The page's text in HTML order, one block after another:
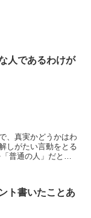
人であるわけが
、真実かどうかはわ
しがたい言動をとる
普通の人」だとは
ト書いたことあ